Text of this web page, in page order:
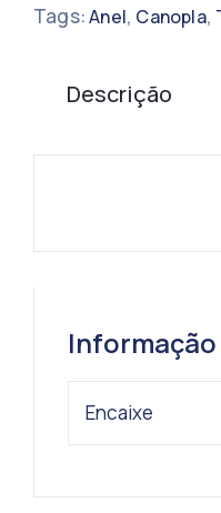
Tags:Anel, Canopla,
Descrição
Encaixe